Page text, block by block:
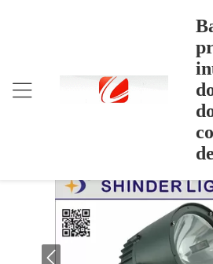
Base Exterior Preta Da Luz De
Ogenuro Do Metal Rx7s Com
Base exterior preta da
70w do alogenuro do